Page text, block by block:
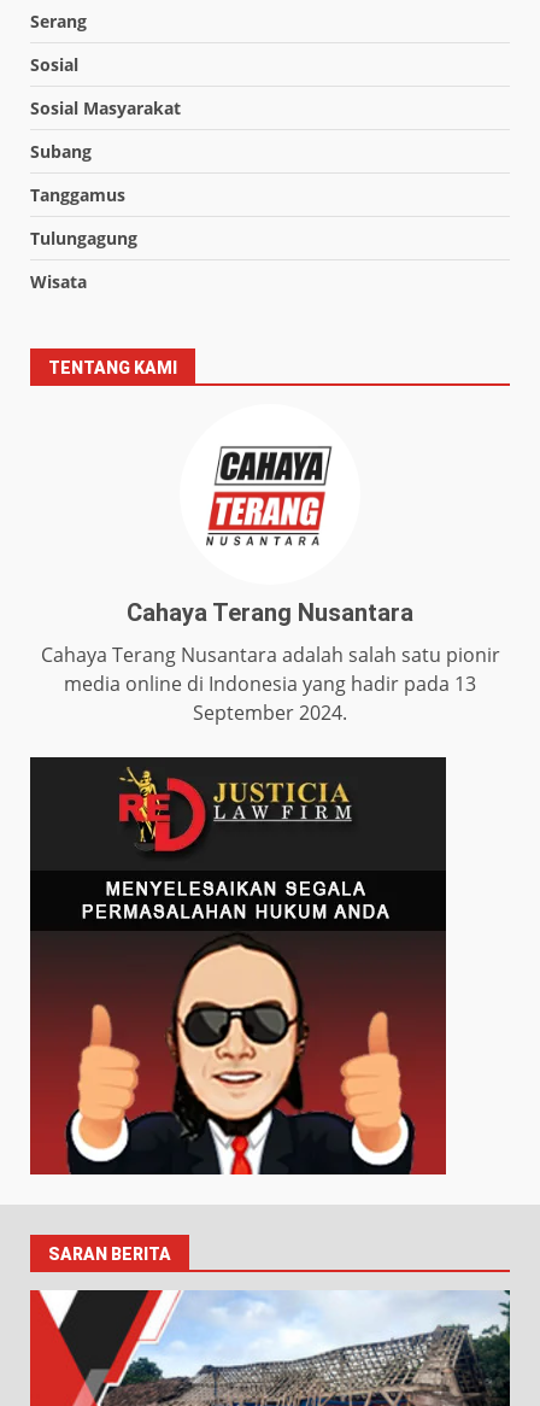
Serang
Sosial
Sosial Masyarakat
Subang
Tanggamus
Tulungagung
Wisata
TENTANG KAMI
Cahaya Terang Nusantara
Cahaya Terang Nusantara adalah salah satu pionir
media online di Indonesia yang hadir pada 13
September 2024.
SARAN BERITA